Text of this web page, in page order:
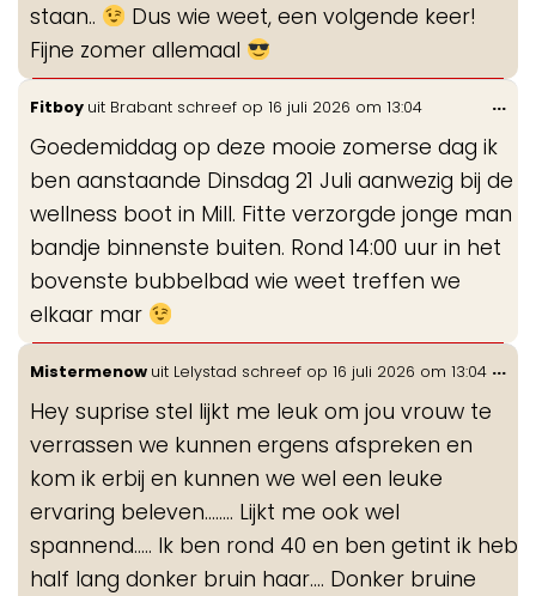
staan..
Dus wie weet, een volgende keer!
Fijne zomer allemaal
Fitboy uit Brabant schreef op 16 juli 2026 om 13:04
Goedemiddag op deze mooie zomerse dag ik
ben aanstaande Dinsdag 21 Juli aanwezig bij de
wellness boot in Mill. Fitte verzorgde jonge man
bandje binnenste buiten. Rond 14:00 uur in het
bovenste bubbelbad wie weet treffen we
elkaar mar
...
Mistermenow uit Lelystad schreef op 16 juli 2026 om 13:04
Hey suprise stel lijkt me leuk om jou vrouw te
verrassen we kunnen ergens afspreken en
kom ik erbij en kunnen we wel een leuke
ervaring beleven........ Lijkt me ook wel
spannend..... Ik ben rond 40 en ben getint ik heb
half lang donker bruin haar.... Donker bruine
...